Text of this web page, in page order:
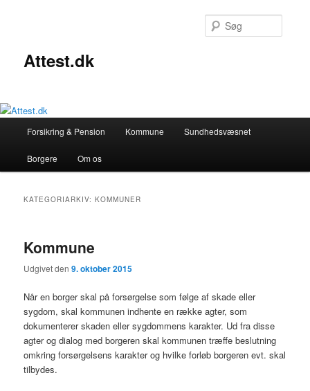
Attest.dk
Fortsæt
til
Fortsæt
til
Forsikring & Pension Kommune Sundhedsvæsnet
Borgere Om os
KATEGORIARKIV:KOMMUNER
Kommune
Udgivet den9. oktober 2015
Når en borger skal på forsørgelse som følge af skade eller
sygdom, skal kommunen indhente en række agter, som
dokumenterer skaden eller sygdommens karakter. Ud fra disse
agter og dialog med borgeren skal kommunen træffe beslutning
omkring forsørgelsens karakter og hvilke forløb borgeren evt. skal
tilbydes.